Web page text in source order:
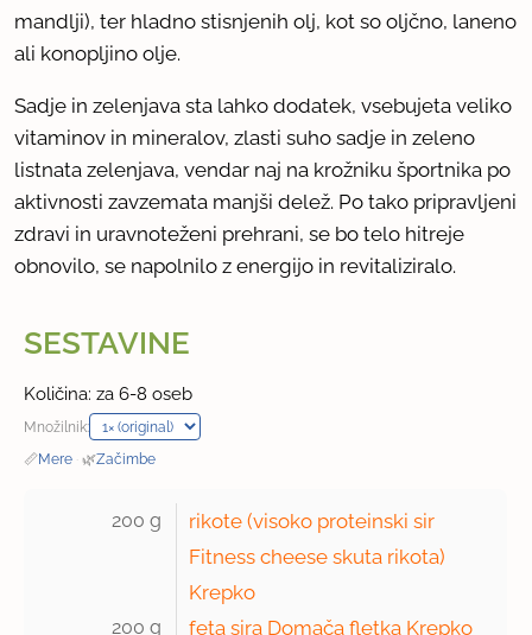
mandlji), ter hladno stisnjenih olj, kot so oljčno, laneno
ali konopljino olje.
Sadje in zelenjava sta lahko dodatek, vsebujeta veliko
vitaminov in mineralov, zlasti suho sadje in zeleno
listnata zelenjava, vendar naj na krožniku športnika po
aktivnosti zavzemata manjši delež. Po tako pripravljeni
zdravi in uravnoteženi prehrani, se bo telo hitreje
obnovilo, se napolnilo z energijo in revitaliziralo.
SESTAVINE
Količina: za 6-8 oseb
Množilnik:
📏Mere · 🌿Začimbe
200 g
rikote (visoko proteinski sir
Fitness cheese skuta rikota)
Krepko
200 g feta sira Domača fletka Krepko